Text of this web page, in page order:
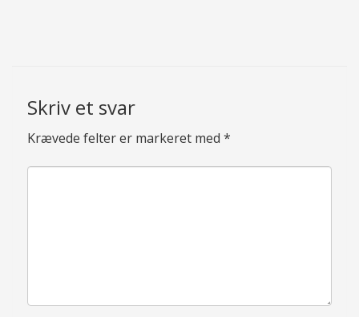
Skriv et svar
Krævede felter er markeret med *